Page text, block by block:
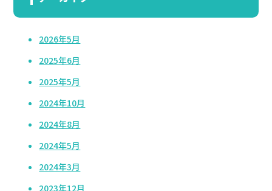
2026年5月
2025年6月
2025年5月
2024年10月
2024年8月
2024年5月
2024年3月
2023年12月